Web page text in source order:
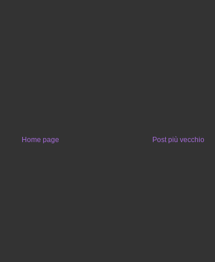
Post più vecchio
Home page